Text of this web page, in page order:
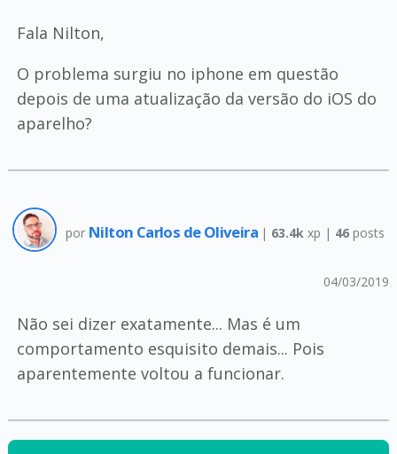
Fala Nilton,
O problema surgiu no iphone em questão
depois de uma atualização da versão do iOS do
aparelho?
por Nilton Carlos de Oliveira | 63.4k xp | 46 posts
04/03/2019
Não sei dizer exatamente... Mas é um
comportamento esquisito demais... Pois
aparentemente voltou a funcionar.